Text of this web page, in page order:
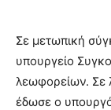
Σε μετωπική
υπουργείο
λεωφορείων. Σε
έδωσε ο